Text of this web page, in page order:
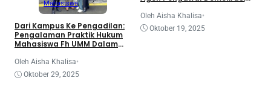
Mahasiswa
Dari Kampus Ke Pengadilan:
Pengalaman Praktik Hukum
Mahasiswa Fh UMM Dalam
Oleh Aisha Khalisa•
Oktober 29, 2025
Nasional
Oleh Aisha Khalisa•
Oktober 19, 2025